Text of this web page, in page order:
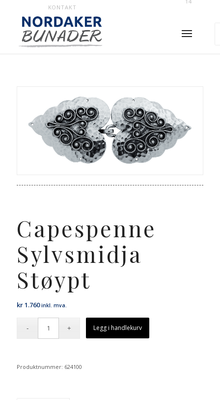
KONTAKT
Capespenne
Sylvsmidja
Støypt
kr1.760 inkl. mva.
Legg i handlekurv
Produktnummer: 624100